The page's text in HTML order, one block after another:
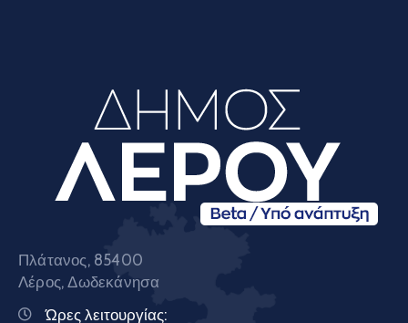
Πλάτανος, 85400
Λέρος, Δωδεκάνησα
Ώρες λειτουργίας: